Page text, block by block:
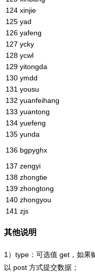
124 xinjie
125 yad
126 yafeng
127 ycky
128 ycwl
129 yitongda
130 ymdd
131 yousu
132 yuanfeihang
133 yuantong
134 yuefeng
135 yunda
136 bgpyghx
137 zengyi
138 zhongtie
139 zhongtong
140 zhongyou
141 zjs
其他说明
1）type：可选值 get，如果
以 post 方式提交数据；